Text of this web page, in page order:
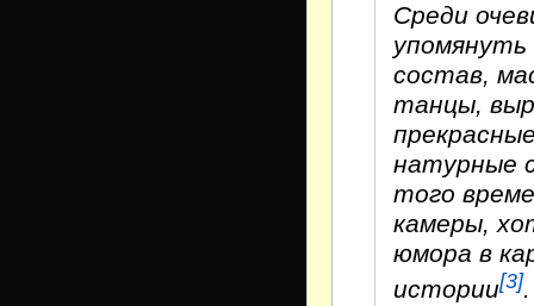
Среди
состав,
танцы,
натурные
того
камеры,
юмора в
истории[3].